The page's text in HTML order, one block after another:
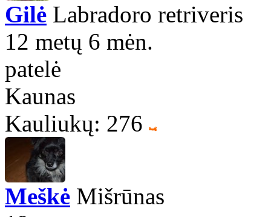
Gilė Labradoro retriveris
12 metų 6 mėn.
patelė
Kaunas
Kauliukų: 276
Meškė Mišrūnas